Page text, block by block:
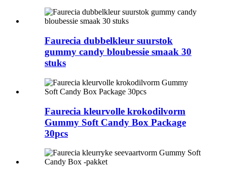
Faurecia dubbelkleur suurstok
gummy candy bloubessie smaak 30
stuks
Faurecia kleurvolle krokodilvorm
Gummy Soft Candy Box Package
30pcs